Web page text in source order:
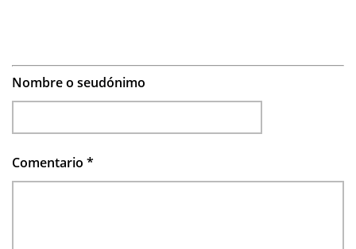
Nombre o seudónimo
Comentario *